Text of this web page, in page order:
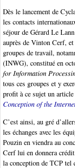
Dès le lancement de
les contacts
séjour de Gérard Le
auprès de Vinton Cerf,
groupes de travail,
(INWG), constitué en
for Information
tous ces groupes et y
profit à ce sujet un
Conception of the
C’est ainsi, au gré
les échanges avec les
Pouzin en viendra au
Cerf lui en donnera
la conception de TCP tel